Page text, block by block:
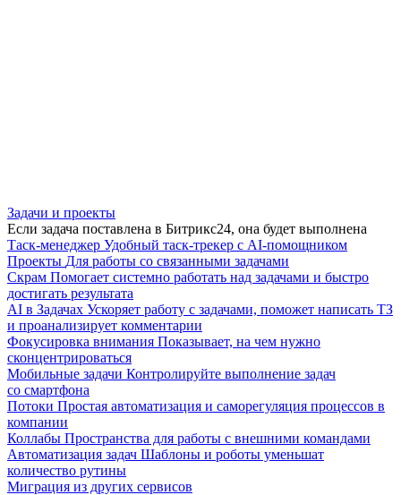
Задачи и проекты
Если задача поставлена в Битрикс24, она будет выполнена
Таск-менеджер Удобный таск-трекер с AI-помощником
Проекты Для работы со связанными задачами
Скрам Помогает системно работать над задачами и быстро
достигать результата
AI в Задачах Ускоряет работу с задачами, поможет написать ТЗ
и проанализирует комментарии
Фокусировка внимания Показывает, на чем нужно
сконцентрироваться
Мобильные задачи Контролируйте выполнение задач
со смартфона
Потоки Простая автоматизация и саморегуляция процессов в
компании
Коллабы Пространства для работы с внешними командами
Автоматизация задач Шаблоны и роботы уменьшат
количество рутины
Миграция из других сервисов